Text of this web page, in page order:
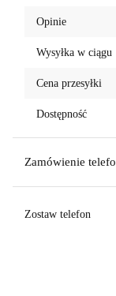
Opinie
Wysyłka w ciągu
Cena przesyłki
Dostępność
Zamówienie
Zostaw telefon